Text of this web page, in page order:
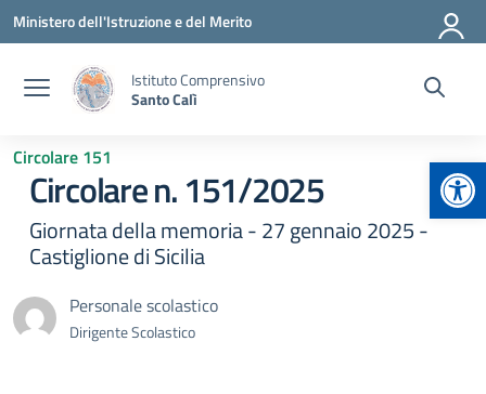
Vai ai contenuti
Vai al menu di navigazione
Vai al footer
Ministero dell'Istruzione e del Merito
Istituto Comprensivo
Santo Calì
Circolare 151
Circolare n. 151/2025
Giornata della memoria - 27 gennaio 2025 -
Castiglione di Sicilia
Personale scolastico
Dirigente Scolastico